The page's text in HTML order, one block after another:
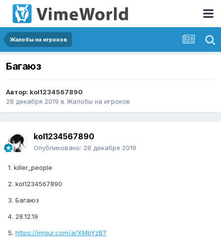
Жалобы на игроков
Багаюз
Автор: kol1234567890
28 декабря 2019 в Жалобы на игроков
kol1234567890
Опубликовано: 28 декабря 2019
1. killer_people
2. kol1234567890
3. Багаюз
4. 28.12.19
5. https://imgur.com/a/XMbYzB7